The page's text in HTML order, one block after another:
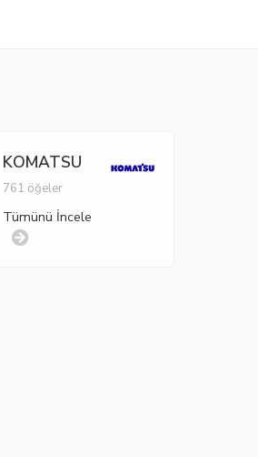
KOMATSU
761 öğeler
Tümünü İncele